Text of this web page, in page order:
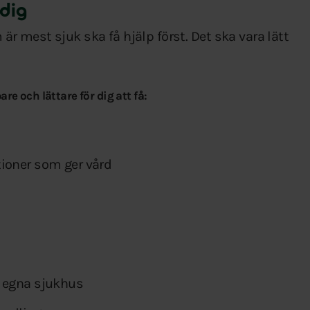
mest sjuk ska få hjälp först. Det ska vara lätt
och lättare för dig att få:
som ger vård
sjukhus